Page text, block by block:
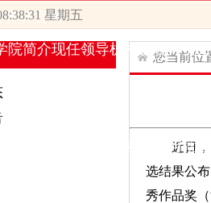
界杯官网
院简介现任领导机构设置师资
学生活动 招生与就业
星期五
您当前位
近日
选结果公
秀作品奖（